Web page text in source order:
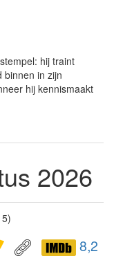
hij traint
binnen in zijn
hij kennismaakt
2026
8,2